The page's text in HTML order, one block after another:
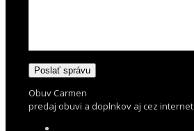
Obuv Carmen
predaj obuvi a doplnkov aj cez internet